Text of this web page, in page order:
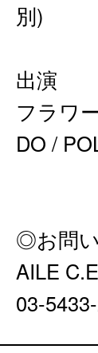
別)
出演
フラワ
DO /
◎お問
AILE
03-